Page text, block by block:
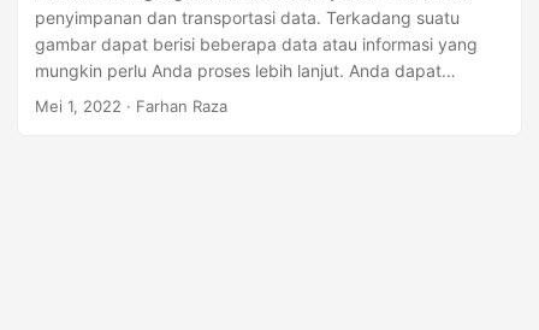
penyimpanan dan transportasi data. Terkadang suatu
gambar dapat berisi beberapa data atau informasi yang
mungkin perlu Anda proses lebih lanjut. Anda dapat
dengan mudah mengonversi gambar JPG atau PNG ke
Mei 1, 2022 · Farhan Raza